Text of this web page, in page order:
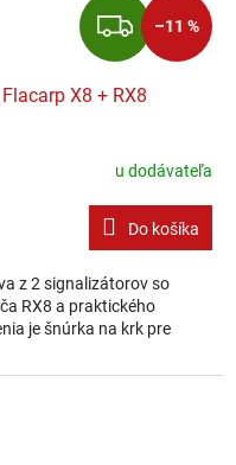
–11 %
X8 + RX8
u dodávateľa
Do košíka
z 2 signalizátorov so
RX8 a praktického
je šnúrka na krk pre